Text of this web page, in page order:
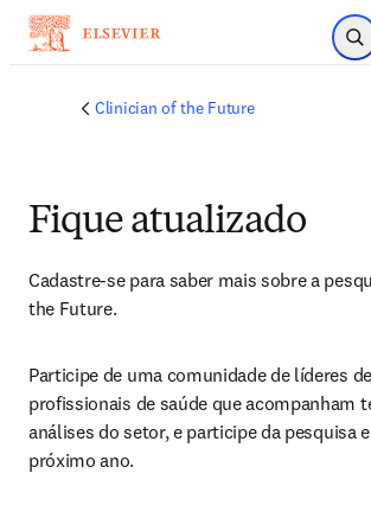
Ir para o
Clinician of the Future
Fique atualizado
Cadastre-se para saber mais sobre a
the Future.
Participe de uma comunidade de líderes
profissionais de saúde que acompanham
análises do setor, e participe da pesquisa
próximo ano.